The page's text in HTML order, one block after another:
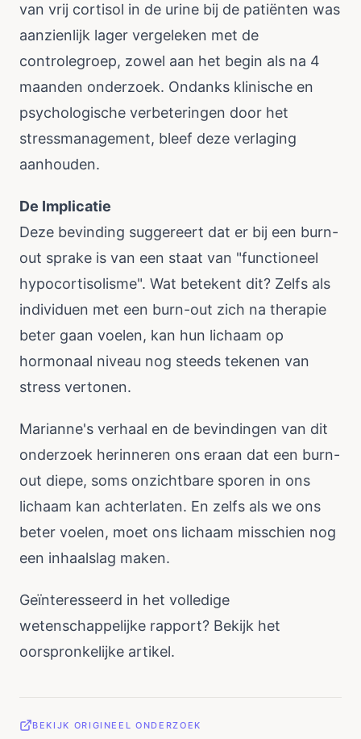
van vrij cortisol in de urine bij de patiënten was
aanzienlijk lager vergeleken met de
controlegroep, zowel aan het begin als na 4
maanden onderzoek. Ondanks klinische en
psychologische verbeteringen door het
stressmanagement, bleef deze verlaging
aanhouden.
De Implicatie
Deze bevinding suggereert dat er bij een burn-
out sprake is van een staat van "functioneel
hypocortisolisme". Wat betekent dit? Zelfs als
individuen met een burn-out zich na therapie
beter gaan voelen, kan hun lichaam op
hormonaal niveau nog steeds tekenen van
stress vertonen.
Marianne's verhaal en de bevindingen van dit
onderzoek herinneren ons eraan dat een burn-
out diepe, soms onzichtbare sporen in ons
lichaam kan achterlaten. En zelfs als we ons
beter voelen, moet ons lichaam misschien nog
een inhaalslag maken.
Geïnteresseerd in het volledige
wetenschappelijke rapport? Bekijk het
oorspronkelijke artikel.
BEKIJK ORIGINEEL ONDERZOEK